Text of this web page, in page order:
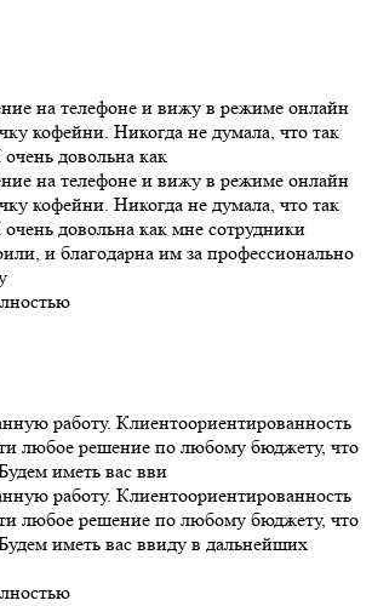
на телефоне и вижу в режиме онлайн
кофейни. Никогда не думала, что так
довольна как
на телефоне и вижу в режиме онлайн
кофейни. Никогда не думала, что так
очень довольна как мне сотрудники
и благодарна им за профессионально
работу. Клиентоориентированность
любое решение по любому бюджету, что
иметь вас вви
работу. Клиентоориентированность
любое решение по любому бюджету, что
иметь вас ввиду в дальнейших